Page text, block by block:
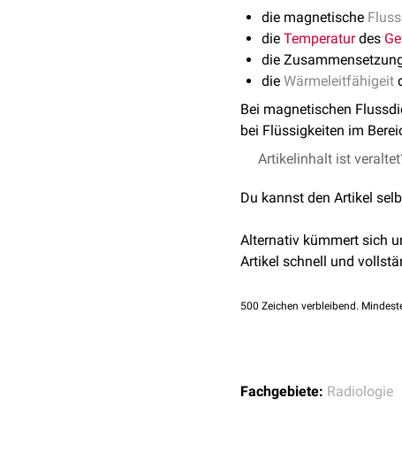
die magnetische
die Temperaturdes
die
die Wärmeleitfähigeit
Bei magnetischen
bei Flüssigkeiten im
Artikelinhalt ist
Du kannst den Artikel
Alternativ kümmert sich
Artikel schnell und
500 Zeichen verbleibend.
Fachgebiete: Radiologie